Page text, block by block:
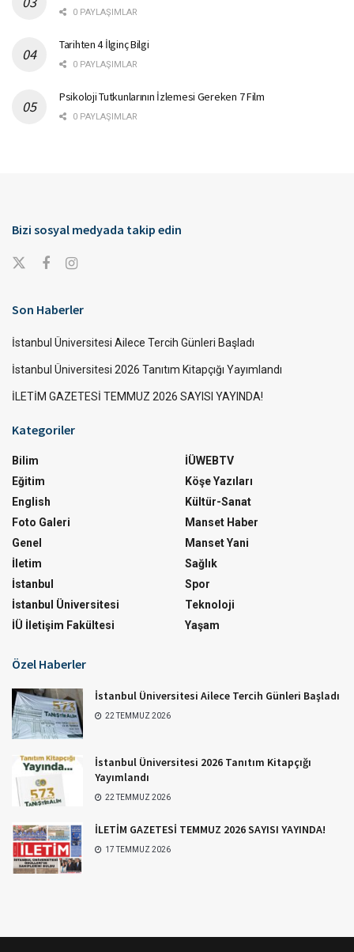
0 PAYLAŞIMLAR
Tarihten 4 İlginç Bilgi
0 PAYLAŞIMLAR
Psikoloji Tutkunlarının İzlemesi Gereken 7 Film
0 PAYLAŞIMLAR
Bizi sosyal medyada takip edin
Son Haberler
İstanbul Üniversitesi Ailece Tercih Günleri Başladı
İstanbul Üniversitesi 2026 Tanıtım Kitapçığı Yayımlandı
İLETİM GAZETESİ TEMMUZ 2026 SAYISI YAYINDA!
Kategoriler
Bilim
Eğitim
English
Foto Galeri
Genel
İletim
İstanbul
İstanbul Üniversitesi
İÜ İletişim Fakültesi
İÜWEBTV
Köşe Yazıları
Kültür-Sanat
Manset Haber
Manset Yani
Sağlık
Spor
Teknoloji
Yaşam
Özel Haberler
İstanbul Üniversitesi Ailece Tercih Günleri Başladı
22 TEMMUZ 2026
İstanbul Üniversitesi 2026 Tanıtım Kitapçığı
Yayımlandı
22 TEMMUZ 2026
İLETİM GAZETESİ TEMMUZ 2026 SAYISI YAYINDA!
17 TEMMUZ 2026